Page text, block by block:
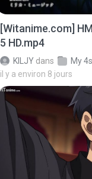
[Witanime.com]
5 HD.mp4
KILJY dans
My
il y a environ 8 jours